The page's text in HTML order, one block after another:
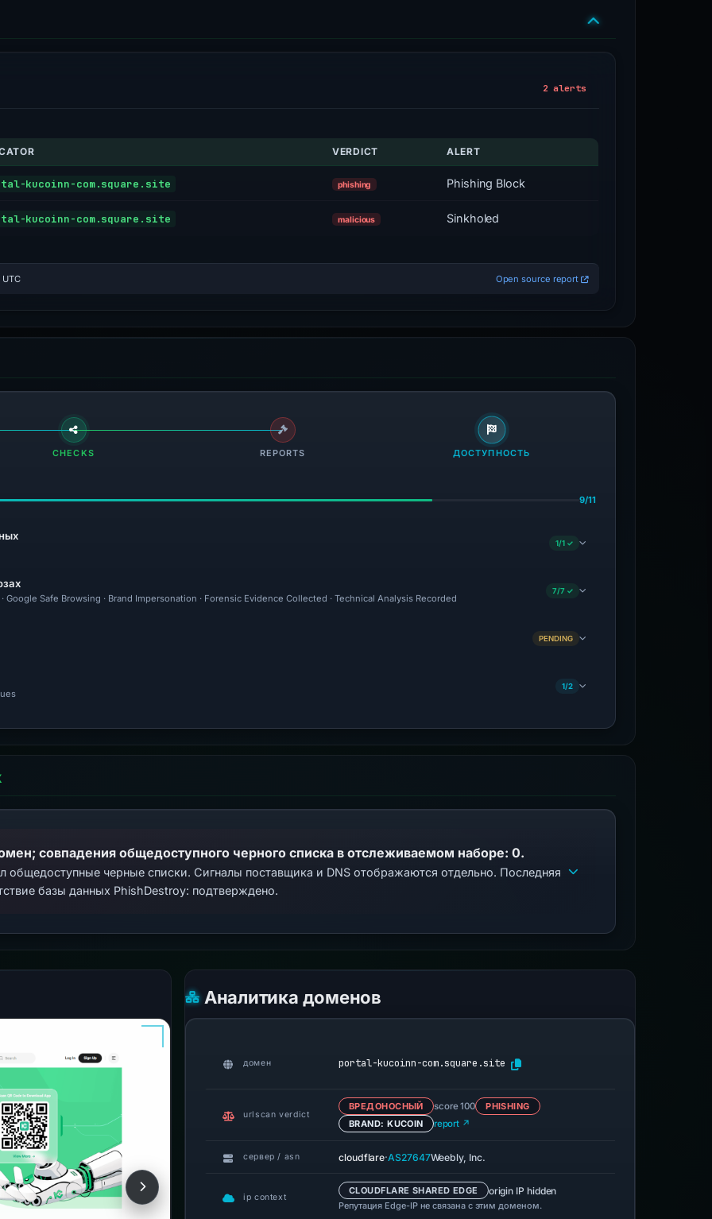
2 alerts
VERDICT ALERT
kucoinn-com.square.site phishing Phishing Block
kucoinn-com.square.site malicious Sinkholed
Open source report
CHECKS REPORTS ДОСТУПНОСТЬ
9/11
1/1 ✓
· Google Safe Browsing · Brand Impersonation · Forensic Evidence Collected · Technical Analysis Recorded
7/7 ✓
PENDING
1/2
совпадения общедоступного черного списка в отслеживаемом наборе: 0.
общедоступные черные списки. Сигналы поставщика и DNS отображаются отдельно. Последняя
базы данных PhishDestroy: подтверждено.
Аналитика доменов
домен portal-kucoinn-com.square.site
urlscan verdict
ВРЕДОНОСНЫЙ score 100
PHISHING
BRAND: KUCOIN
report ↗
сервер / asn cloudflare·AS27647Weebly, Inc.
ip context
CLOUDFLARE SHARED EDGE origin IP hidden
Репутация Edge-IP не связана с этим доменом.